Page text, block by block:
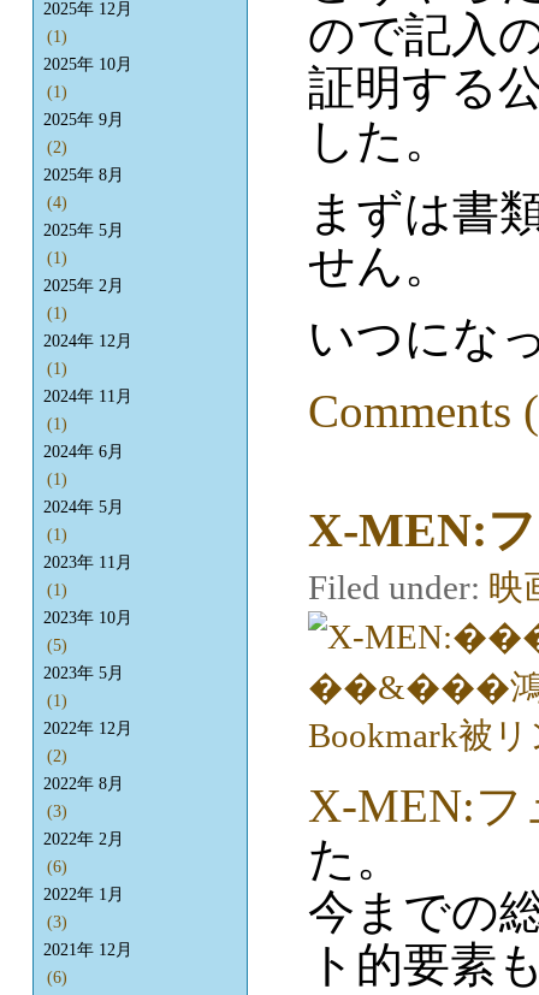
ので記入
証明する
した。
まずは書
せん。
いつにな
Comments
X-MEN:
Filed under: 映
X-MEN:
た。
今までの
ト的要素
2025年 12月
(1)
2025年 10月
(1)
2025年 9月
(2)
2025年 8月
(4)
2025年 5月
(1)
2025年 2月
(1)
2024年 12月
(1)
2024年 11月
(1)
2024年 6月
(1)
2024年 5月
(1)
2023年 11月
(1)
2023年 10月
(5)
2023年 5月
(1)
2022年 12月
(2)
2022年 8月
(3)
2022年 2月
(6)
2022年 1月
(3)
2021年 12月
(6)